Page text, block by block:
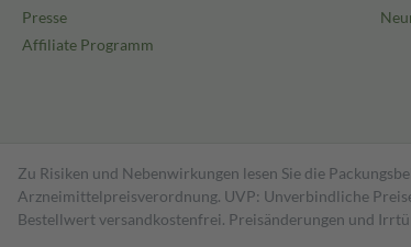
Presse
Affiliate Programm
Zu Risiken und Nebenwirkungen lesen Sie die
Arzneimittelpreisverordnung. UVP: Unverbindliche
Bestell­wert versand­kosten­frei. Preisänderungen und